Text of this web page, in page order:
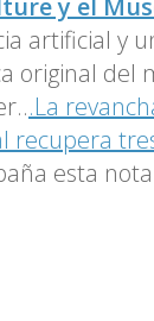
artificial y
original del
.La
recupera
esta